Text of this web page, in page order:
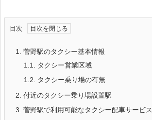
目次
1.
菅野駅のタクシー基本情報
1.1.
タクシー営業区域
1.2.
タクシー乗り場の有無
2. 付近のタクシー乗り場設置駅
3. 菅野駅で利用可能なタクシー配車サービス